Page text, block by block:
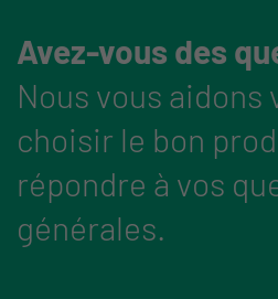
Avez-vous des
Nous vous aidons
choisir le bon
répondre à vos
générales.